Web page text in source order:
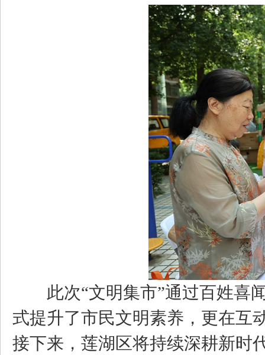
此次“文明集市”通过百姓喜
式提升了市民文明素养，更在互
接下来，莲湖区将持续深耕新时